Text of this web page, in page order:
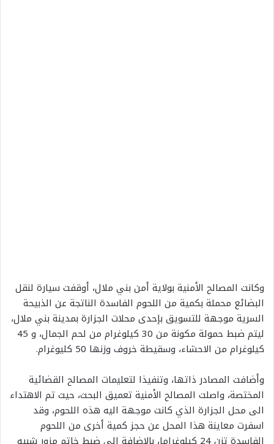
وكانت المصالح الأمنية بولاية أمن بني ملال، أوقفت سيارة لنقل
البضائع محملة بكمية من اللحوم الفاسدة الناتجة عن الذبيحة
السرية موجهة للتسويق بإحدى محلات الجزارة بمدينة بني ملال،
ليتم ضبط حمولة مكونة من 30 كيلوغرام من لحم الجمال، و 45
كيلوغرام من الاحشاء، وسقيطة خروف وزنها 50 كليوغرام.
وأضافت المصادر ذاتها، وتنفيذا لتعليمات المصالح القضائية
المختصة، واصلت المصالح الأمنية تعميق البحث، حيث تم الاهتداء
الى محل الجزارة الذي كانت موجهة اليه هذه اللحوم، وقد
اسفرت معاينة هذا المحل عن حجز كمية أخرى من اللحوم